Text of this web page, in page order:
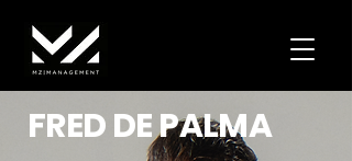
FRED DE PALMA